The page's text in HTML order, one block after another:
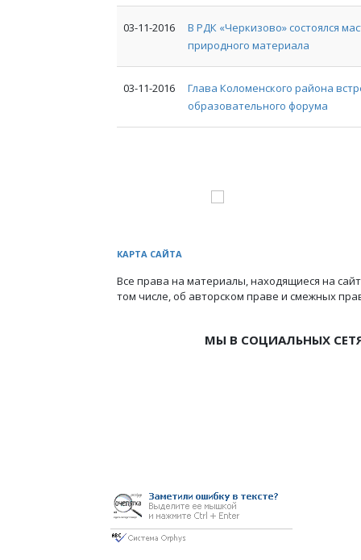
03-11-2016
В РДК «Черкизово» состоялся
природного материала
03-11-2016
Глава Коломенского района
образовательного форума
КАРТА САЙТА
Все права на материалы, находящиеся на
том числе, об авторском праве и смежных
МЫ В СОЦИАЛЬНЫХ